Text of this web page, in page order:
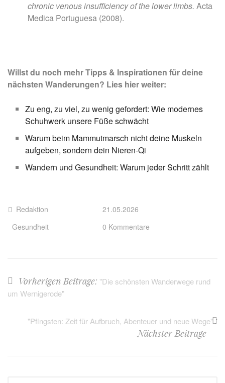
chronic venous insufficiency of the lower limbs. Acta
Medica Portuguesa (2008).
Willst du noch mehr Tipps & Inspirationen für deine
nächsten Wanderungen? Lies hier weiter:
Zu eng, zu viel, zu wenig gefordert: Wie modernes
Schuhwerk unsere Füße schwächt
Warum beim Mammutmarsch nicht deine Muskeln
aufgeben, sondern dein Nieren-Qi
Wandern und Gesundheit: Warum jeder Schritt zählt
Redaktion
Gesundheit
21.05.2026
0 Kommentare
Vorherigen Beitrage: "Die schönsten Wanderwege rund
um Wernigerode"
"Pfingsten: Zeit für Aufbruch, Abenteuer und neue Wege":
Nächster Beitrage